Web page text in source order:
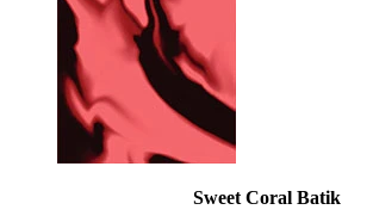
Sweet Coral Batik